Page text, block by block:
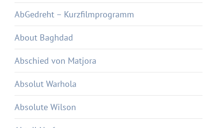
AbGedreht – Kurzfilmprogramm
About Baghdad
Abschied von Matjora
Absolut Warhola
Absolute Wilson